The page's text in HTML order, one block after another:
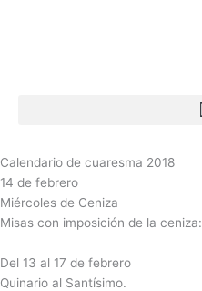
Calendario de cuaresma 2018
14 de febrero
Miércoles de Ceniza
Misas con imposición de la ceniza:
Del 13 al 17 de febrero
Quinario al Santísimo.